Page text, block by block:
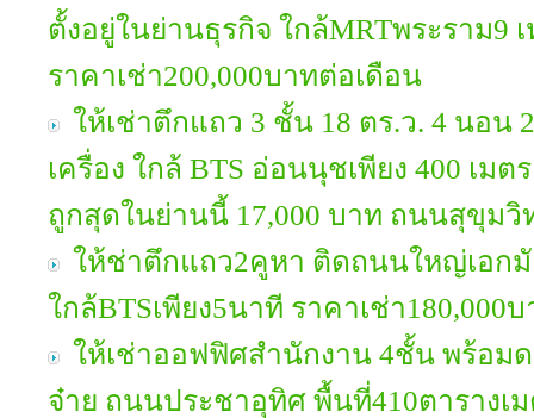
ตั้งอยู่ในย่านธุรกิจ ใกล้MRTพระราม9
ราคาเช่า200,000บาทต่อเดือน
ให้เช่าตึกแถว 3 ชั้น 18 ตร.ว. 4 นอน
เครื่อง ใกล้ BTS อ่อนนุชเพียง 400 เม
ถูกสุดในย่านนี้ 17,000 บาท ถนนสุขุมวิ
ให้ช่าตึกแถว2คูหา ติดถนนใหญ่เอกมั
ใกล้BTSเพียง5นาที ราคาเช่า180,000
ให้เช่าออฟฟิศสำนักงาน 4ชั้น พร้อม
จ๋าย ถนนประชาอุทิศ พื้นที่410ตารางเ